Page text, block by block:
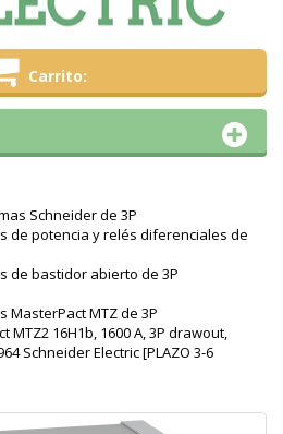
Carrito
Schneider de 3P
de potencia y relés diferenciales de
de bastidor abierto de 3P
MTZ de 3P
16H1b, 1600 A, 3P drawout,
Schneider Electric [PLAZO 3-6